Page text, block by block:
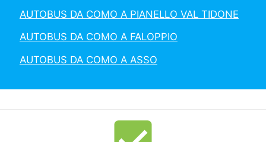
AUTOBUS DA COMO A PIANELLO VAL TIDONE
AUTOBUS DA COMO A FALOPPIO
AUTOBUS DA COMO A ASSO